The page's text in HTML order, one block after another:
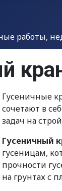
работы,
Гусеничные
сочетают в
задач на
Гусеничный
гусеницам,
прочности
на грунтах с